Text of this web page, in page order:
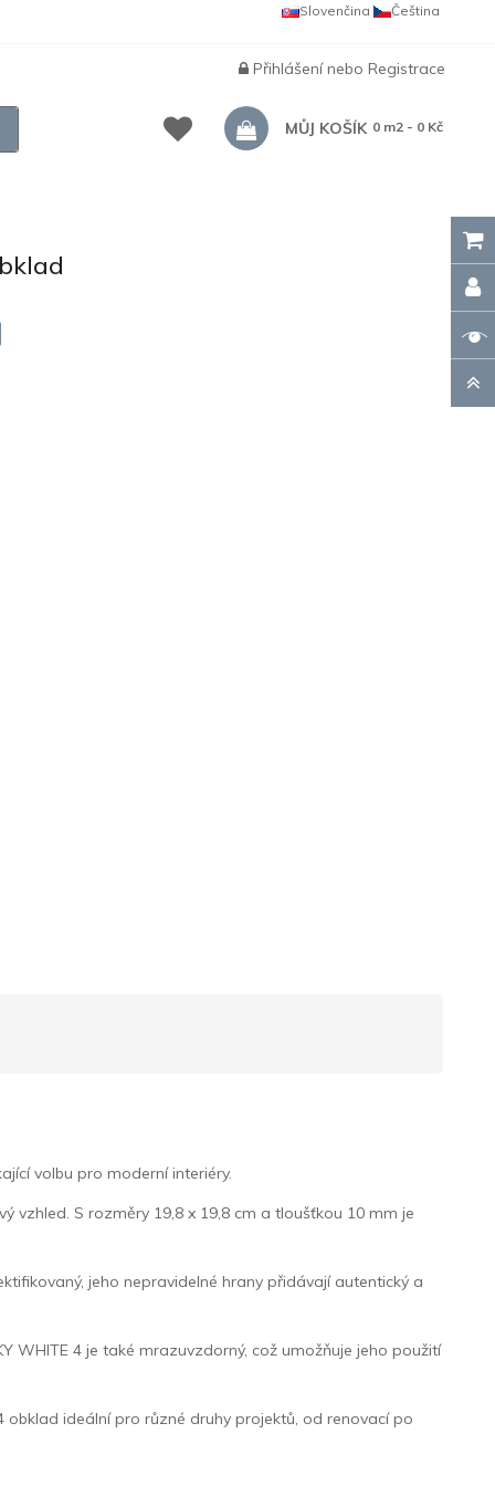
Čeština
Slovenčina
Přihlášenínebo Registrace
MŮJ KOŠÍK 0 m2 - 0 Kč
volbu pro moderní interiéry.
vzhled. S rozměry 19,8 x 19,8 cm a tloušťkou 10 mm je
jeho nepravidelné hrany přidávají autentický a
WHITE 4 je také mrazuvzdorný, což umožňuje jeho použití
obklad ideální pro různé druhy projektů, od renovací po